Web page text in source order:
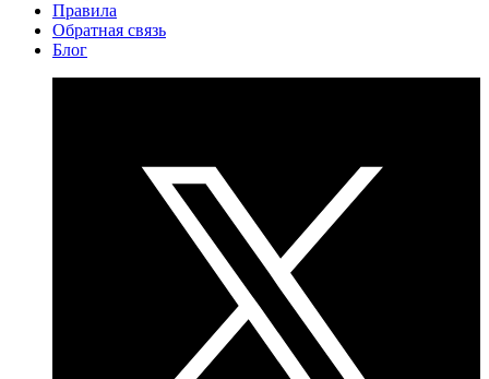
Правила
Обратная связь
Блог